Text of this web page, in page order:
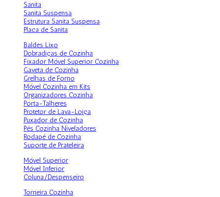
Sanita
Sanita Suspensa
Estrutura Sanita Suspensa
Placa de Sanita
Baldes Lixo
Dobradiças de Cozinha
Fixador Móvel Superior Cozinha
Gaveta de Cozinha
Grelhas de Forno
Móvel Cozinha em Kits
Organizadores Cozinha
Porta-Talheres
Protetor de Lava-Loiça
Puxador de Cozinha
Pés Cozinha Niveladores
Rodapé de Cozinha
Suporte de Prateleira
Móvel Superior
Móvel Inferior
Coluna/Despenseiro
Torneira Cozinha